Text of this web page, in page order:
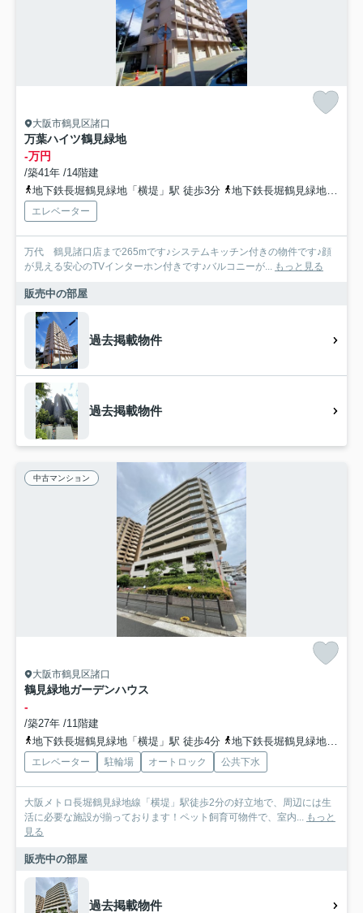
大阪市鶴見区諸口
万葉ハイツ鶴見緑地
-万円
/築41年 /14階建
地下鉄長堀鶴見緑地「横堤」駅 徒歩3分
地下鉄長堀鶴見緑地「鶴見緑地」駅 徒歩11分
エレベーター
万代 鶴見諸口店まで265mです♪システムキッチン付きの物件です♪顔
が見える安心のTVインターホン付きです♪バルコニーが...
もっと見る
販売中の部屋
過去掲載物件
過去掲載物件
中古マンション
大阪市鶴見区諸口
鶴見緑地ガーデンハウス
-
/築27年 /11階建
地下鉄長堀鶴見緑地「横堤」駅 徒歩4分
地下鉄長堀鶴見緑地「鶴見緑地」駅 徒歩14分
エレベーター 駐輪場 オートロック 公共下水
大阪メトロ長堀鶴見緑地線「横堤」駅徒歩2分の好立地で、周辺には生
活に必要な施設が揃っております！ペット飼育可物件で、室内...
もっと
見る
販売中の部屋
過去掲載物件